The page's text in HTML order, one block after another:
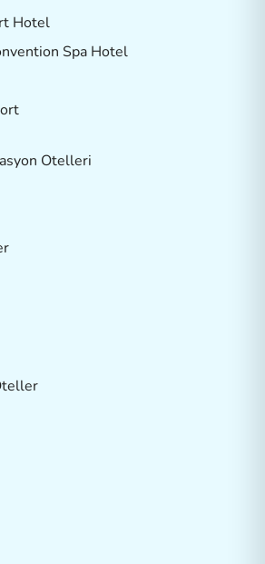
Hotel
Spa Hotel
Otelleri